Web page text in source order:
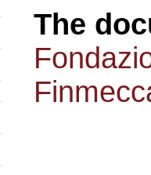
The